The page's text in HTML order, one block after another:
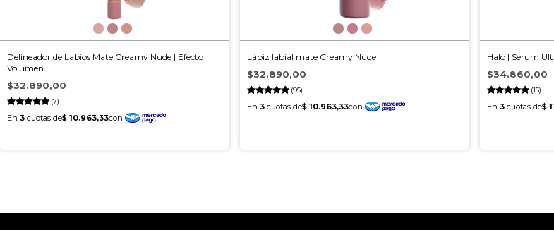
Delineador de Labios Mate Creamy Nude | Efecto
Volumen
(7)
$32.890,00
Lápiz labial mate Creamy Nude
(95)
$32.890,00
Halo | Serum
(15)
$34.860,00